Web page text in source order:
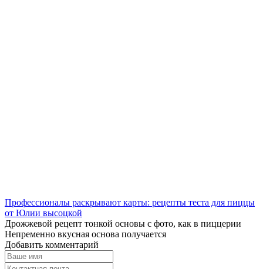
Профессионалы раскрывают карты: рецепты теста для пиццы
от Юлии высоцкой
Дрожжевой рецепт тонкой основы с фото, как в пиццерии
Непременно вкусная основа получается
Добавить комментарий